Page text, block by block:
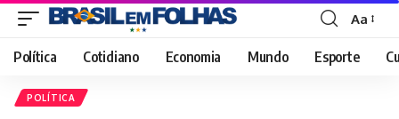
Font
Resizer
Aa
Política Cotidiano Economia Mundo Esporte
POLÍTICA